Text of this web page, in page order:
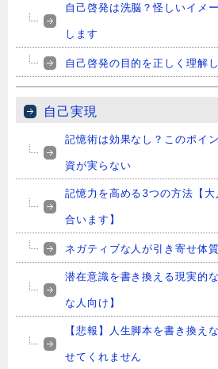
自己啓発は洗脳？怪しいイメ
します
自己啓発の目的を正しく理解
自己実現
記憶術は効果なし？このポイ
資が実らない
記憶力を高める3つの方法【
合います】
ネガティブな人が引き寄せ体
潜在意識を書き換える現実的
な人向け】
【悲報】人生脚本を書き換え
せてくれません